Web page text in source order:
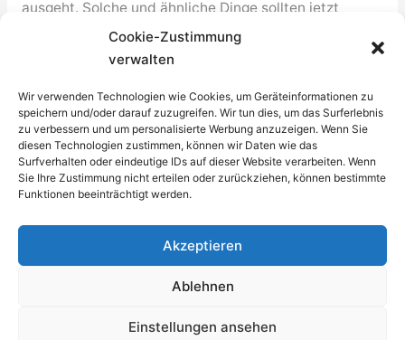
Cookie-Zustimmung
verwalten
Wir verwenden Technologien wie Cookies, um Geräteinformationen zu
speichern und/oder darauf zuzugreifen. Wir tun dies, um das Surferlebnis
zu verbessern und um personalisierte Werbung anzuzeigen. Wenn Sie
diesen Technologien zustimmen, können wir Daten wie das
Surfverhalten oder eindeutige IDs auf dieser Website verarbeiten. Wenn
Sie Ihre Zustimmung nicht erteilen oder zurückziehen, können bestimmte
Funktionen beeinträchtigt werden.
Akzeptieren
Ablehnen
Einstellungen ansehen
ausgeht. Solche und ähnliche Dinge sollten jetzt
wirklich nicht auf den letzten Drücker verschoben
werden. Überlege genau, was Euch in den letzten
kommen könnte. Plane so, dass solche Hindernisse
nach Möglichkeit umgangen werden, dies lässt Dich
in den letzten Wochen auch (hoffentlich) ruhiger
schlafen.